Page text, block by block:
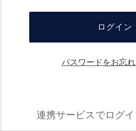
ログイン
パスワードをお忘
連携サービスでログ